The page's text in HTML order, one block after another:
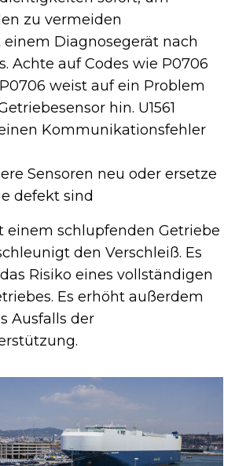
zu vermeiden
Diagnosegerät nach
Achte auf Codes wie P0706
P0706 weist auf ein Problem
hin. U1561
Kommunikationsfehler
Sensoren neu oder ersetze
defekt sind
einem schlupfenden Getriebe
den Verschleiß. Es
Risiko eines vollständigen
Es erhöht außerdem
Ausfalls der